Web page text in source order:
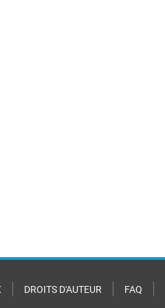
DROITS D'AUTEUR FAQ